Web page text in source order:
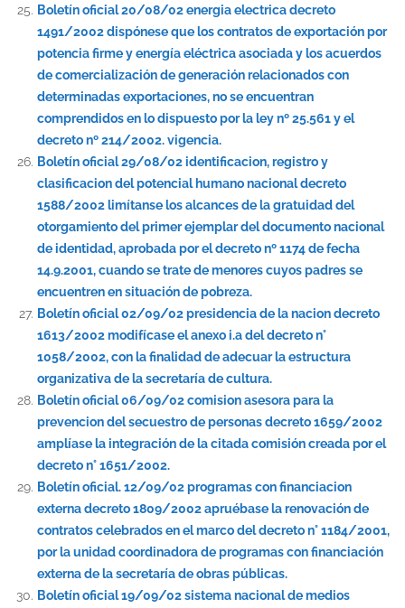
Boletín oficial 20/08/02 energia electrica decreto
1491/2002 dispónese que los contratos de exportación por
potencia firme y energía eléctrica asociada y los acuerdos
de comercialización de generación relacionados con
determinadas exportaciones, no se encuentran
comprendidos en lo dispuesto por la ley nº 25.561 y el
decreto nº 214/2002. vigencia.
Boletín oficial 29/08/02 identificacion, registro y
clasificacion del potencial humano nacional decreto
1588/2002 limítanse los alcances de la gratuidad del
otorgamiento del primer ejemplar del documento nacional
de identidad, aprobada por el decreto nº 1174 de fecha
14.9.2001, cuando se trate de menores cuyos padres se
encuentren en situación de pobreza.
Boletín oficial 02/09/02 presidencia de la nacion decreto
1613/2002 modifícase el anexo i.a del decreto n°
1058/2002, con la finalidad de adecuar la estructura
organizativa de la secretaría de cultura.
Boletín oficial 06/09/02 comision asesora para la
prevencion del secuestro de personas decreto 1659/2002
amplíase la integración de la citada comisión creada por el
decreto n° 1651/2002.
Boletín oficial. 12/09/02 programas con financiacion
externa decreto 1809/2002 apruébase la renovación de
contratos celebrados en el marco del decreto n° 1184/2001,
por la unidad coordinadora de programas con financiación
externa de la secretaría de obras públicas.
Boletín oficial 19/09/02 sistema nacional de medios